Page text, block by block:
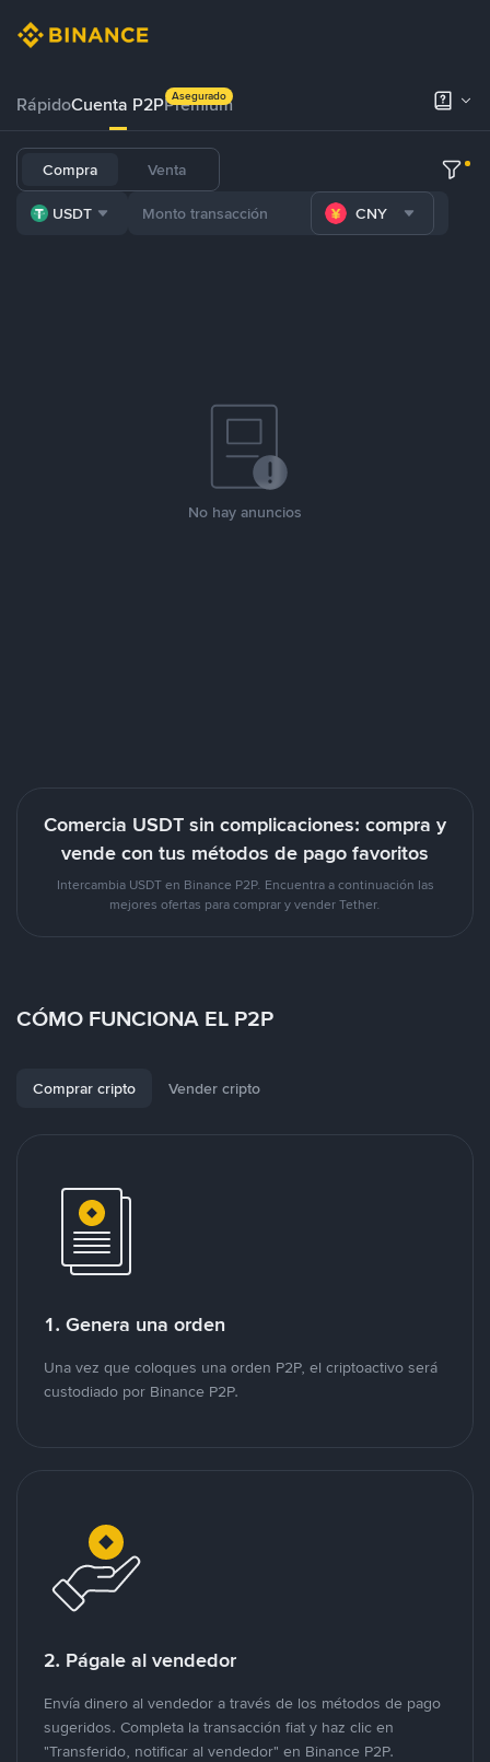
RápidoCuenta P2PPrémium
Asegurado
Compra Venta
USDT CNY
No hay anuncios
Comercia USDT sin complicaciones: compra y
vende con tus métodos de pago favoritos
Intercambia USDT en Binance P2P. Encuentra a continuación las
mejores ofertas para comprar y vender Tether.
CÓMO FUNCIONA EL P2P
Comprar cripto Vender cripto
1. Genera una orden
Una vez que coloques una orden P2P, el criptoactivo será
custodiado por Binance P2P.
2. Págale al vendedor
Envía dinero al vendedor a través de los métodos de pago
sugeridos. Completa la transacción fiat y haz clic en
"Transferido, notificar al vendedor" en Binance P2P.